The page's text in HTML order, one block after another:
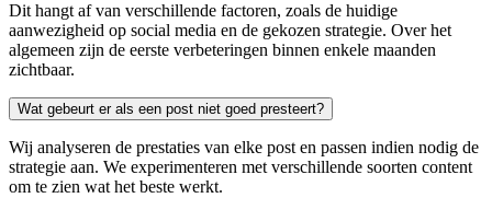
Dit hangt af van verschillende factoren, zoals de huidige
aanwezigheid op social media en de gekozen strategie. Over het
algemeen zijn de eerste verbeteringen binnen enkele maanden
zichtbaar.
Wat gebeurt er als een post niet goed presteert?
Wij analyseren de prestaties van elke post en passen indien nodig de
strategie aan. We experimenteren met verschillende soorten content
om te zien wat het beste werkt.